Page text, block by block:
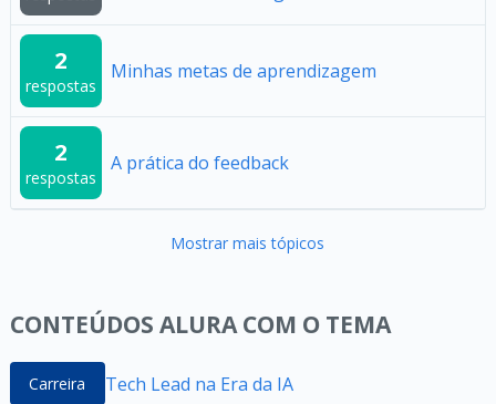
2
respostas
Minhas metas de aprendizagem
2
respostas
A prática do feedback
Mostrar mais tópicos
CONTEÚDOS ALURA COM O TEMA
Carreira Tech Lead na Era da IA